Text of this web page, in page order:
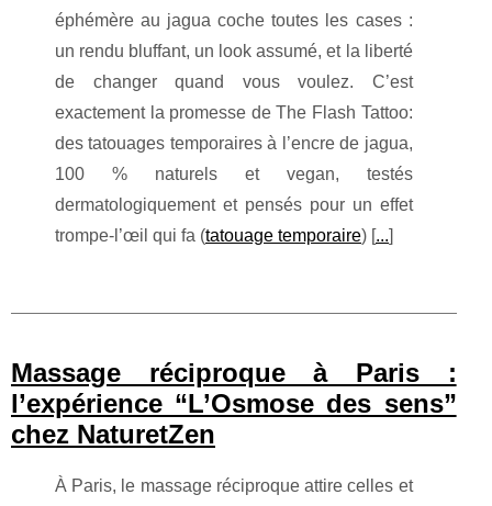
éphémère au jagua coche toutes les cases :
un rendu bluffant, un look assumé, et la liberté
de changer quand vous voulez. C’est
exactement la promesse de The Flash Tattoo:
des tatouages temporaires à l’encre de jagua,
100 % naturels et vegan, testés
dermatologiquement et pensés pour un effet
trompe-l’œil qui fa (tatouage temporaire) [...]
Massage réciproque à Paris :
l’expérience “L’Osmose des sens”
chez NaturetZen
À Paris, le massage réciproque attire celles et